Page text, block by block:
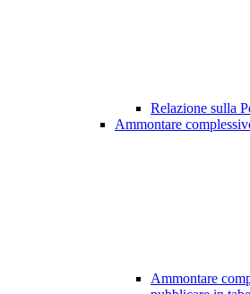
Relazione sulla
Ammontare
Ammontare